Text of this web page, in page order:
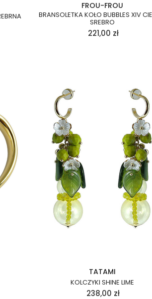
FROU-FROU
BRANSOLETKA KOŁO BUBBLES XIV
SREBRO
221,00 zł
TATAMI
KOLCZYKI SHINE LIME
238,00 zł